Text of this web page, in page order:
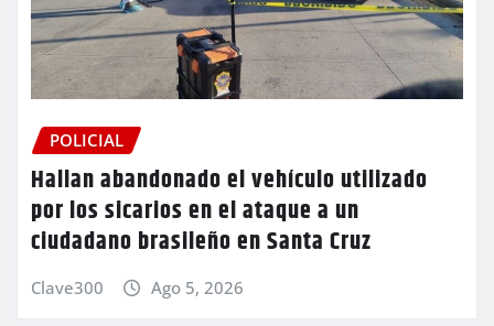
POLICIAL
Hallan abandonado el vehículo utilizado
por los sicarios en el ataque a un
ciudadano brasileño en Santa Cruz
Clave300 Ago 5, 2026